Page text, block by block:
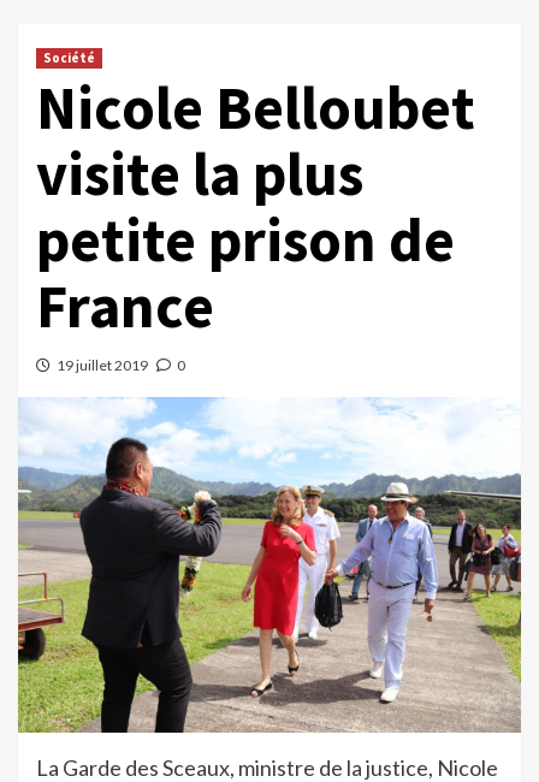
Société
Nicole Belloubet
visite la plus
petite prison de
France
19 juillet 2019 0
La Garde des Sceaux, ministre de la justice, Nicole